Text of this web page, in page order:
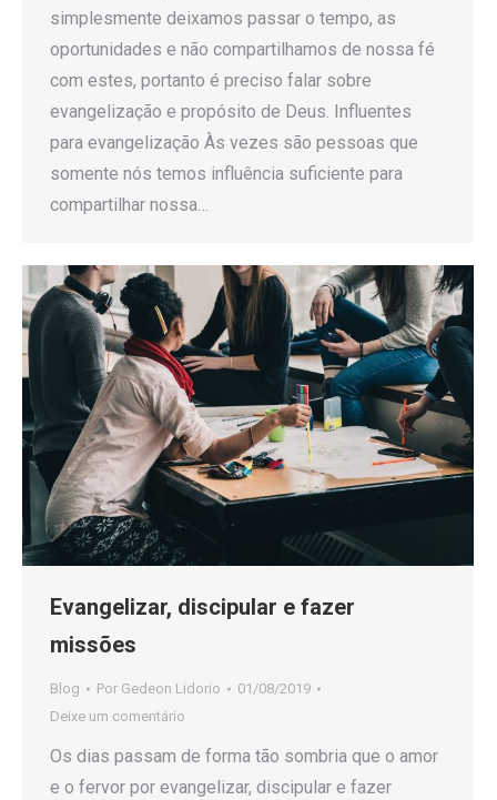
simplesmente deixamos passar o tempo, as
oportunidades e não compartilhamos de nossa fé
com estes, portanto é preciso falar sobre
evangelização e propósito de Deus. Influentes
para evangelização Às vezes são pessoas que
somente nós temos influência suficiente para
compartilhar nossa…
Evangelizar, discipular e fazer
missões
Blog Por Gedeon Lidorio
01/08/2019
Deixe um comentário
Os dias passam de forma tão sombria que o amor
e o fervor por evangelizar, discipular e fazer